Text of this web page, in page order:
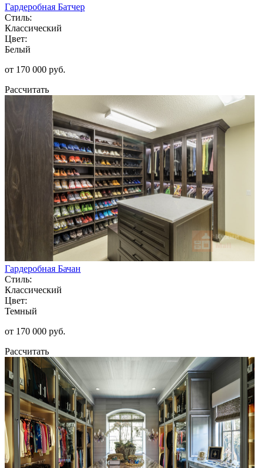
Гардеробная Батчер
Стиль:
Классический
Цвет:
Белый
от 170 000 руб.
Рассчитать
Гардеробная Бачан
Стиль:
Классический
Цвет:
Темный
от 170 000 руб.
Рассчитать